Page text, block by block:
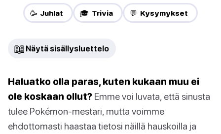
🥳 Juhlat 🎓 Trivia 💬 Kysymykset
📖 Näytä sisällysluettelo
Haluatko olla paras, kuten kukaan muu ei
ole koskaan ollut? Emme voi luvata, että sinusta
tulee Pokémon-mestari, mutta voimme
ehdottomasti haastaa tietosi näillä hauskoilla ja